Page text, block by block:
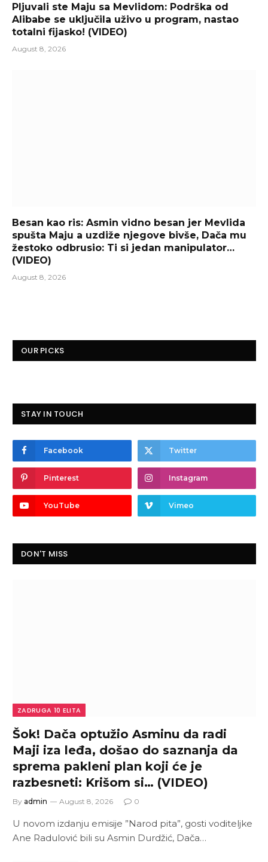
Pljuvali ste Maju sa Mevlidom: Podrška od
Alibabe se uključila uživo u program, nastao
totalni fijasko! (VIDEO)
August 8, 2026
Besan kao ris: Asmin vidno besan jer Mevlida
spušta Maju a uzdiže njegove bivše, Dača mu
žestoko odbrusio: Ti si jedan manipulator…
(VIDEO)
August 8, 2026
OUR PICKS
STAY IN TOUCH
Facebook Twitter
Pinterest Instagram
YouTube Vimeo
DON'T MISS
ZADRUGA 10 ELITA
Šok! Dača optužio Asminu da radi
Maji iza leđa, došao do saznanja da
sprema pakleni plan koji će je
razbesneti: Krišom si… (VIDEO)
By admin August 8, 2026 0
U novom izdanju emisije ”Narod pita”, gosti voditeljke
Ane Radulović bili su Asmin Durdžić, Dača…